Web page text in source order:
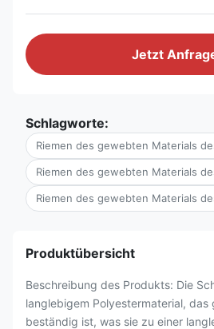
Jetzt
Schlagworte:
Riemen des gewebten Materials
Riemen des gewebten Materials
Riemen des gewebten Materials
Produktübersicht
Beschreibung des Produkts: Die
langlebigem Polyestermaterial, das
beständig ist, was sie zu einer